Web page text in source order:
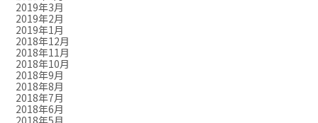
2019年3月
2019年2月
2019年1月
2018年12月
2018年11月
2018年10月
2018年9月
2018年8月
2018年7月
2018年6月